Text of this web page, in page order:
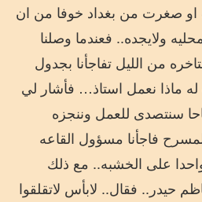
او صغرت من بغداد خوفا من ان
ولايجده.. فعندما وصلنا
من الليل تفاجأنا بجدول
ماذا نعمل استاذ… فأشار لي
سنتصدى للعمل وننجزه
فاجأنا مسؤول القاعه
على الخشبه.. مع ذلك
حيدر.. فقال.. لابأس لاتقلقوا